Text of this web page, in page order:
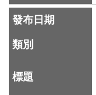
加
我
們